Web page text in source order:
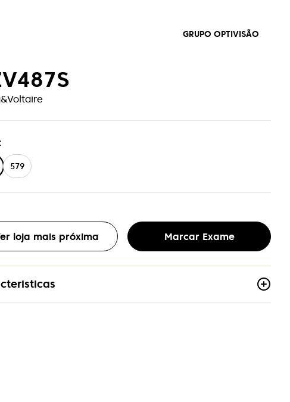
GRUPO OPTIVISÃO
:
579
loja mais próxima Marcar Exame